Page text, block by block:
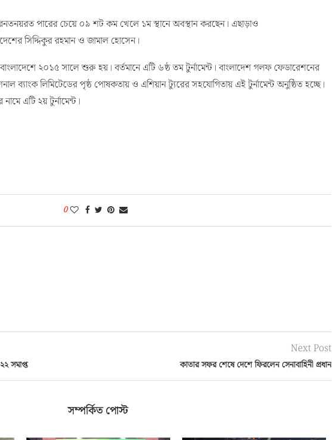
বুরনতনয়রত পারের চেয়ে ০৯ শট কম খেলে ১ম স্থানে অবস্থান করছেন। এছাড়াও
সিদ্দিকুর রহমান ও জামাল হোসেন।
২০১৫ সালে শুরু হয়। বর্তমানে এটি ৬ষ্ঠ তম টুর্নামেন্ট। বাংলাদেশ গলফ ফেডারেশনের
ব্যাংক লিমিটেডের পৃষ্ঠ পোষকতায় ও এশিয়ান ট্যুরের সহযোগিতায় এই টুর্নামেন্ট অনুষ্ঠিত হচ্ছে।
এটি ২য় টুর্নামেন্ট।
0
সমাপ্ত
Next Post
কাতার সফর শেষে দেশে ফিরলেন সেনাবাহিনী প্রধান
সম্পর্কিত পোস্ট